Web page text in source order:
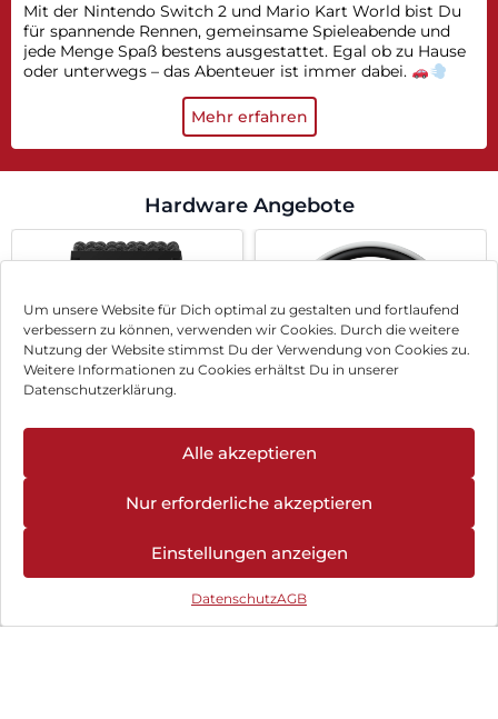
Um unsere Website für Dich optimal zu gestalten und fortlaufend
verbessern zu können, verwenden wir Cookies. Durch die weitere
Nutzung der Website stimmst Du der Verwendung von Cookies zu.
Weitere Informationen zu Cookies erhältst Du in unserer
Datenschutzerklärung.
Alle akzeptieren
Nur erforderliche akzeptieren
Einstellungen anzeigen
DatenschutzAGB
Mit der Nintendo Switch 2 und Mario Kart World bist Du
für spannende Rennen, gemeinsame Spieleabende und
jede Menge Spaß bestens ausgestattet. Egal ob zu Hause
oder unterwegs – das Abenteuer ist immer dabei.
Mehr erfahren
Hardware Angebote
Xplora X6Play (2.
Gen.) SIM free Black
Nothing headphone
(1) Weiß